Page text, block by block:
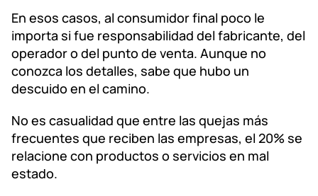
En esos casos, al consumidor final poco le
importa si fue responsabilidad del fabricante, del
operador o del punto de venta. Aunque no
conozca los detalles, sabe que hubo un
descuido en el camino.
No es casualidad que entre las quejas más
frecuentes que reciben las empresas, el 20% se
relacione con productos o servicios en mal
estado.